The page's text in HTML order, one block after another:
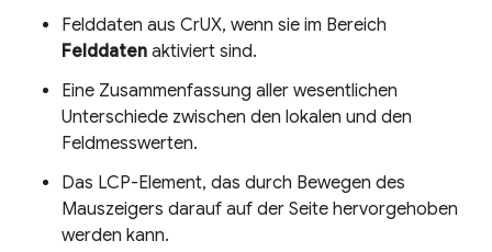
Felddaten aus CrUX, wenn sie im Bereich
Felddaten aktiviert sind.
Eine Zusammenfassung aller wesentlichen
Unterschiede zwischen den lokalen und den
Feldmesswerten.
Das LCP-Element, das durch Bewegen des
Mauszeigers darauf auf der Seite hervorgehoben
werden kann.